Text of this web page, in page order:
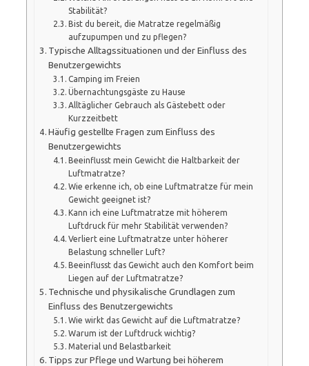
Stabilität?
Bist du bereit, die Matratze regelmäßig
aufzupumpen und zu pflegen?
Typische Alltagssituationen und der Einfluss des
Benutzergewichts
Camping im Freien
Übernachtungsgäste zu Hause
Alltäglicher Gebrauch als Gästebett oder
Kurzzeitbett
Häufig gestellte Fragen zum Einfluss des
Benutzergewichts
Beeinflusst mein Gewicht die Haltbarkeit der
Luftmatratze?
Wie erkenne ich, ob eine Luftmatratze für mein
Gewicht geeignet ist?
Kann ich eine Luftmatratze mit höherem
Luftdruck für mehr Stabilität verwenden?
Verliert eine Luftmatratze unter höherer
Belastung schneller Luft?
Beeinflusst das Gewicht auch den Komfort beim
Liegen auf der Luftmatratze?
Technische und physikalische Grundlagen zum
Einfluss des Benutzergewichts
Wie wirkt das Gewicht auf die Luftmatratze?
Warum ist der Luftdruck wichtig?
Material und Belastbarkeit
Tipps zur Pflege und Wartung bei höherem